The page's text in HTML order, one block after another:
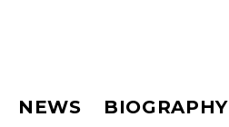
NEWS BIOGRAPHY